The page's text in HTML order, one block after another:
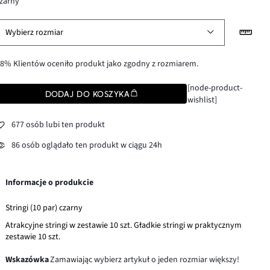
Wybierz rozmiar
Klientów oceniło produkt jako zgodny z rozmiarem.
DODAJ DO KOSZYKA
[node-product-
wishlist]
677 osób lubi ten produkt
86 osób oglądało ten produkt w ciągu 24h
Informacje o produkcie
Stringi (10 par) czarny
Atrakcyjne stringi w zestawie 10 szt. Gładkie stringi w praktycznym
zestawie 10 szt.
WskazówkaZamawiając wybierz artykuł o jeden rozmiar większy!